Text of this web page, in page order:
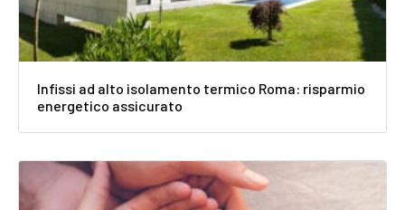
Infissi ad alto isolamento termico Roma: risparmio
energetico assicurato